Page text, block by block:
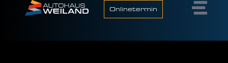
Onlinetermin